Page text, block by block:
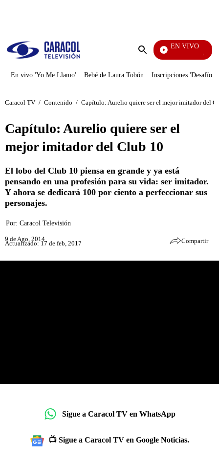
Enviar
EN VIVO
En vivo 'Yo Me Llamo' Bebé de Laura Tobón Inscripciones 'Desafío'
Caracol TV / Contenido / Capítulo: Aurelio quiere ser el mejor imitador del
Capítulo: Aurelio quiere ser el
mejor imitador del Club 10
El lobo del Club 10 piensa en grande y ya está
pensando en una profesión para su vida: ser imitador.
Y ahora se dedicará 100 por ciento a perfeccionar sus
personajes.
Por: Caracol Televisión
9 de Ago, 2014
Actualizado: 17 de feb, 2017 Compartir
Sigue a Caracol TV en WhatsApp
📺 Sigue a Caracol TV en Google Noticias.